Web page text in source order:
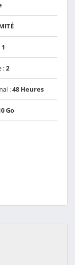
1
:2
:48 Heures
Go